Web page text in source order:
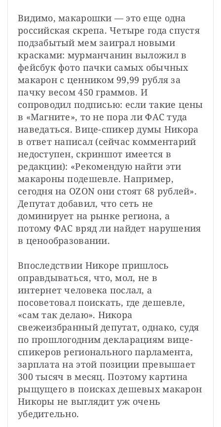
Видимо, макарошки — это еще одна
российская скрепа. Четыре года спустя
подзабытый мем заиграл новыми
красками: мурманчанин выложил в
фейсбук фото пачки самых обычных
макарон с ценником 99,99 рубля за
пачку весом 450 граммов. И
сопроводил подписью: если такие цены
в «Магните», то не пора ли ФАС туда
наведаться. Вице-спикер думы Никора
в ответ написал (сейчас комментарий
недоступен, скриншот имеется в
редакции): «Рекомендую найти эти
макароны подешевле. Например,
сегодня на OZON они стоят 68 рублей».
Депутат добавил, что сеть не
доминирует на рынке региона, а
потому ФАС вряд ли найдет нарушения
в ценообразовании.
Впоследствии Никоре пришлось
оправдываться, что, мол, не в
интернет человека послал, а
посоветовал поискать, где дешевле,
«сам так делаю». Никора
свежеизбранный депутат, однако, судя
по прошлогодним декларациям вице-
спикеров регионального парламента,
зарплата на этой позиции превышает
300 тысяч в месяц. Поэтому картина
рыщущего в поисках дешевых макарон
Никоры не выглядит уж очень
убедительно.